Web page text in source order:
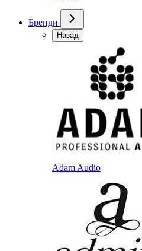
Бренди
Назад
Adam Audio